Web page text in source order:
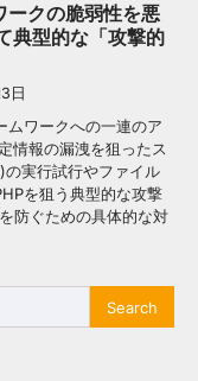
クの脆弱性を悪
典型的な「攻撃的
日
ムワークへの一連のア
情報の漏洩を狙ったス
実行試行やファイル
を狙う典型的な攻撃
防ぐための具体的な対